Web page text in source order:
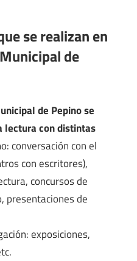
se realizan en
de
de Pepino se
lectura con distintas
conversación con el
con escritores),
concursos de
presentaciones de
exposiciones,